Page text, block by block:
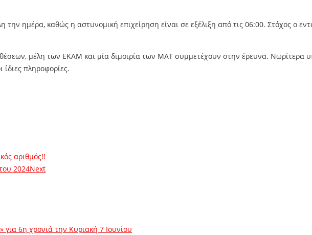
ημέρα, καθώς η αστυνομική επιχείρηση είναι σε εξέλιξη από τις 06:00. Στόχος ο
μέλη των ΕΚΑΜ και μία διμοιρία των ΜΑΤ συμμετέχουν στην έρευνα. Νωρίτερα
ίδιες πληροφορίες.
αριθμός!!
2024Next
6η χρονιά την Κυριακή 7 Ιουνίου